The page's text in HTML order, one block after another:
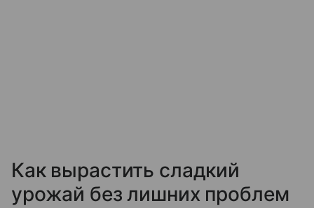
Как вырастить сладкий
урожай без лишних проблем